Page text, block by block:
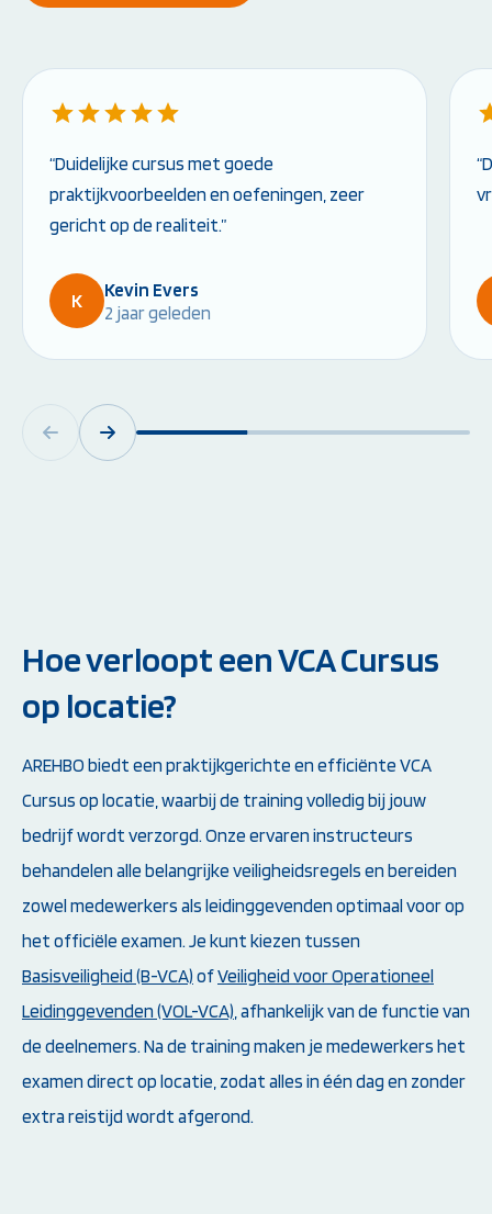
“Duidelijke cursus met goede
praktijkvoorbeelden en oefeningen, zeer
gericht op de realiteit.”
K
Kevin Evers
2 jaar geleden
Hoe verloopt een VCA Cursus
op locatie?
AREHBO biedt een praktijkgerichte en efficiënte VCA
Cursus op locatie, waarbij de training volledig bij jouw
bedrijf wordt verzorgd. Onze ervaren instructeurs
behandelen alle belangrijke veiligheidsregels en bereiden
zowel medewerkers als leidinggevenden optimaal voor op
het officiële examen. Je kunt kiezen tussen
Basisveiligheid (B-VCA) ofVeiligheid voor Operationeel
Leidinggevenden (VOL-VCA), afhankelijk van de functie van
de deelnemers. Na de training maken je medewerkers het
examen direct op locatie, zodat alles in één dag en zonder
extra reistijd wordt afgerond.